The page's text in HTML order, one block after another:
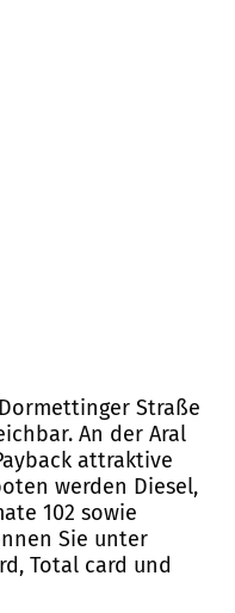
Straße
An der Aral
attraktive
werden Diesel,
102 sowie
Sie unter
Total card und